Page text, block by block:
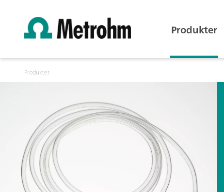
Produkter
Produkter